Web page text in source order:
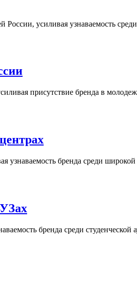
усиливая узнаваемость
присутствие бренда в
узнаваемость бренда среди
бренда среди